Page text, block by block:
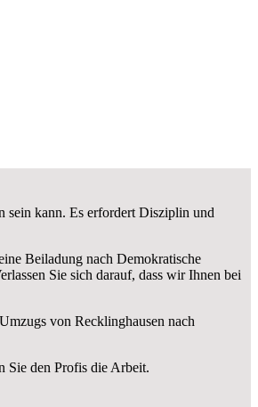
sein kann. Es erfordert Disziplin und
Beiladung nach Demokratische
Sie sich darauf, dass wir Ihnen bei
von Recklinghausen nach
Sie den Profis die Arbeit.